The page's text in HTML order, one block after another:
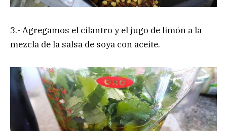
3.- Agregamos el cilantro y el jugo de limón a la
mezcla de la salsa de soya con aceite.